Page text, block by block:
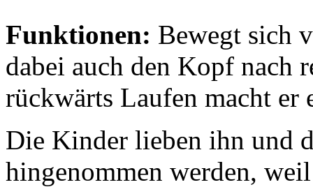
Funktionen: Bewegt sich
dabei auch den Kopf nach
rückwärts Laufen macht er
Die Kinder lieben ihn und
hingenommen werden,